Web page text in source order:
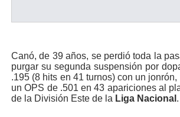
Canó, de 39 años, se perdió toda la
purgar su segunda suspensión por
.195 (8 hits en 41 turnos) con un
un OPS de .501 en 43 apariciones al
de la División Este de la Liga Nacional .